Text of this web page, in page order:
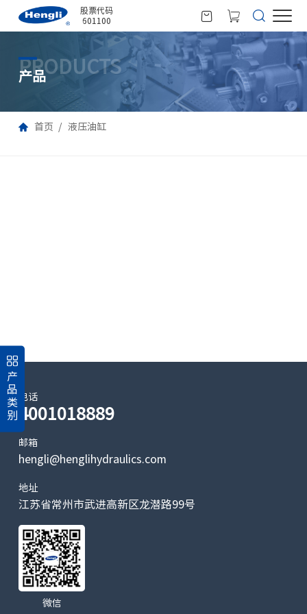
股票代码
601100
PRODUCTS
产品
首页 液压油缸
产
品
类
别
电话
4001018889
邮箱
hengli@henglihydraulics.com
地址
江苏省常州市武进高新区龙潜路99号
微信